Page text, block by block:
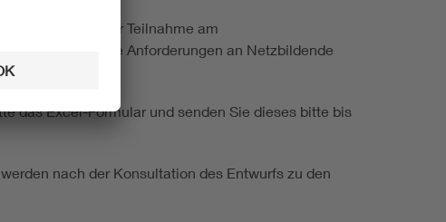
zur Teilnahme am
„Technische Anforderungen an Netzbildende
das Excel-Formular und senden Sie dieses bitte bis
nach der Konsultation des Entwurfs zu den